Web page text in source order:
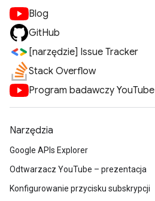
Blog
GitHub
[narzędzie] Issue Tracker
Stack Overflow
Program badawczy YouTube
Narzędzia
Google APIs Explorer
Odtwarzacz YouTube – prezentacja
Konfigurowanie przycisku subskrypcji